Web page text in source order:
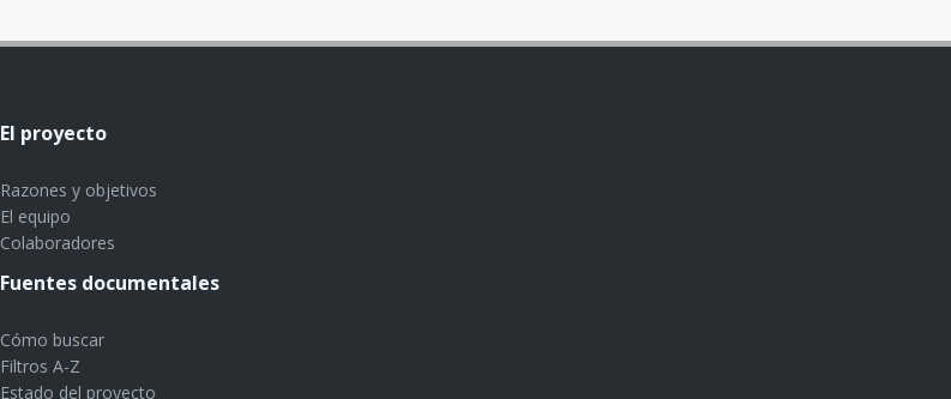
El proyecto
Razones y objetivos
El equipo
Colaboradores
Fuentes documentales
Cómo buscar
Filtros A-Z
Estado del proyecto